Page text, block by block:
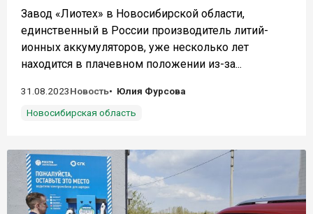
Завод «Лиотех» в Новосибирской области,
единственный в России производитель литий-
ионных аккумуляторов, уже несколько лет
находится в плачевном положении из-за...
31.08.2023Новость
Юлия Фурсова
Новосибирская область